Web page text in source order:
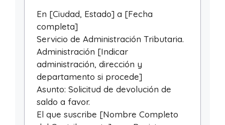
En [Ciudad, Estado] a [Fecha
completa]
Servicio de Administración Tributaria.
Administración [Indicar
administración, dirección y
departamento si procede]
Asunto: Solicitud de devolución de
saldo a favor.
El que suscribe [Nombre Completo